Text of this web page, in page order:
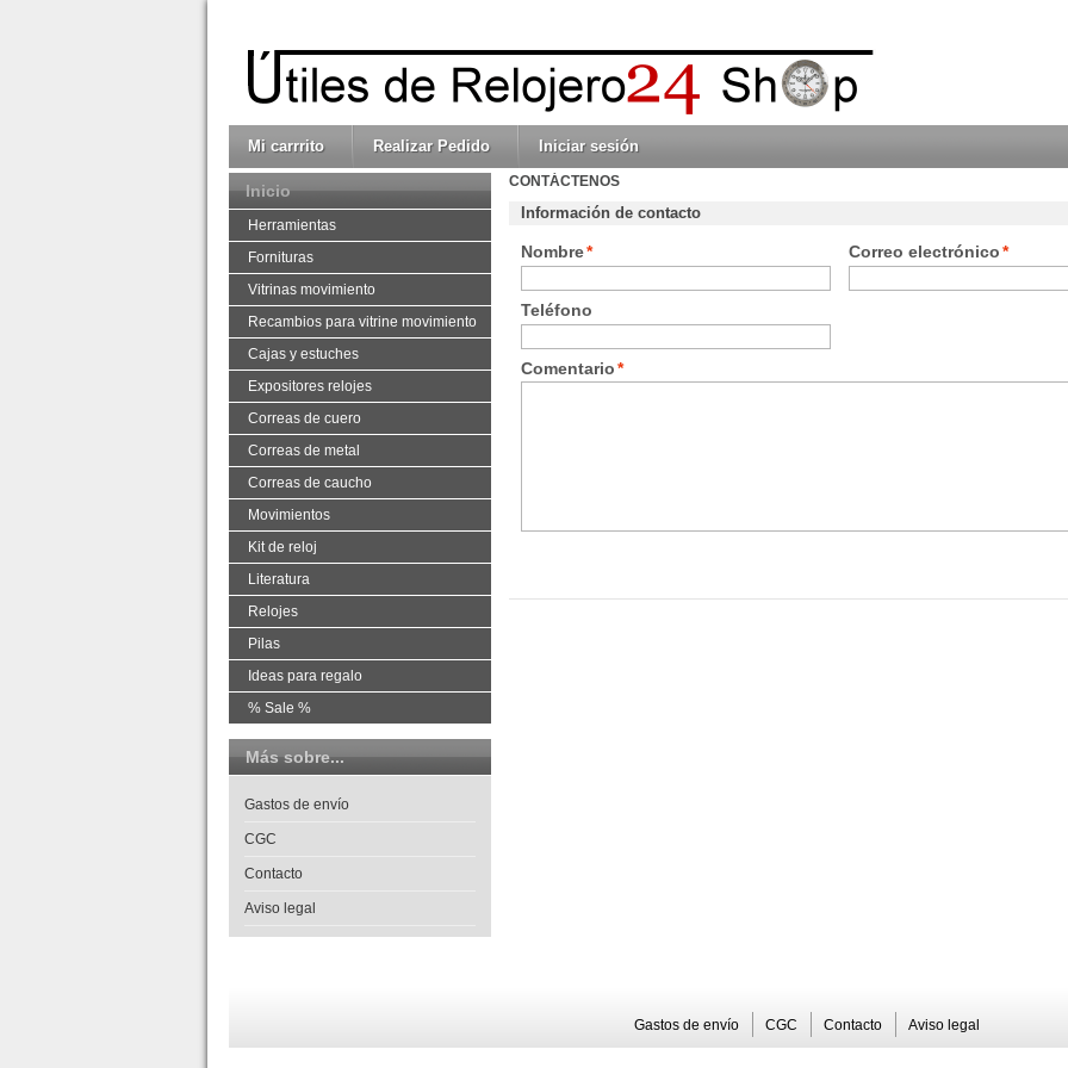
Mi carrrito Realizar Pedido Iniciar sesión
CONTÁCTENOS
Información de contacto
*
Nombre *
Correo electrónico
Teléfono
*
Comentario
Inicio
Herramientas
Fornituras
Vitrinas movimiento
Recambios para vitrine movimiento
Cajas y estuches
Expositores relojes
Correas de cuero
Correas de metal
Correas de caucho
Movimientos
Kit de reloj
Literatura
Relojes
Pilas
Ideas para regalo
% Sale %
Más sobre...
Gastos de envío
CGC
Contacto
Aviso legal
Gastos de envío CGC Contacto Aviso legal